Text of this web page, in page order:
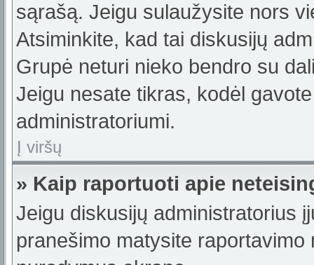
sąrašą. Jeigu sulaužysite nors
Atsiminkite, kad tai diskusijų
Grupė neturi nieko bendro su
Jeigu nesate tikras, kodėl
administratoriumi.
Į viršų
» Kaip raportuoti apie
Jeigu diskusijų administratorius
pranešimo matysite